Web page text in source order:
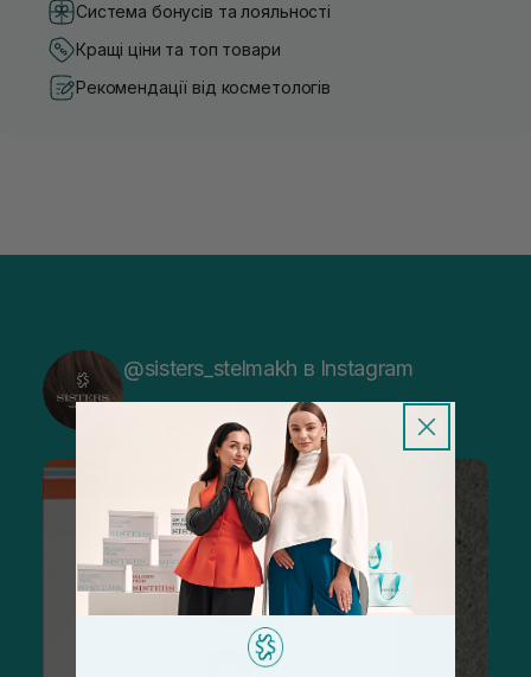
Система бонусів та лояльності
Кращі ціни та топ товари
Рекомендації від косметологів
@sisters_stelmakh в Instagram